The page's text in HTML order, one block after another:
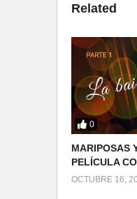
Related
0
MARIPOSAS
PELÍCULA
OCTUBRE 16,